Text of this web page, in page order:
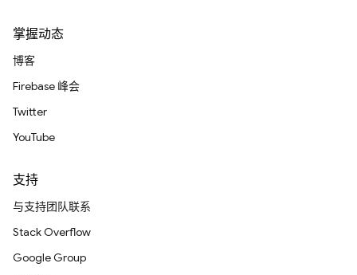
掌握动态
博客
Firebase 峰会
Twitter
YouTube
支持
与支持团队联系
Stack Overflow
Google Group